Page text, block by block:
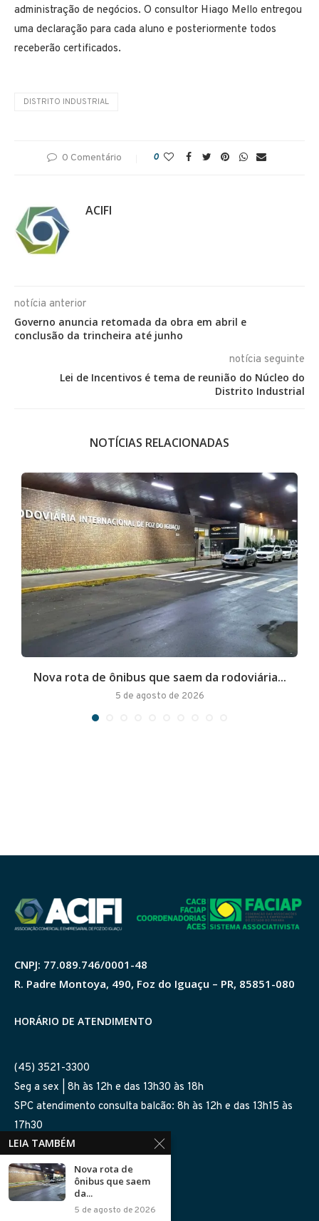
administração de negócios. O consultor Hiago Mello entregou
uma declaração para cada aluno e posteriormente todos
receberão certificados.
DISTRITO INDUSTRIAL
0 Comentário 0
ACIFI
notícia anterior
Governo anuncia retomada da obra em abril e
conclusão da trincheira até junho
notícia seguinte
Lei de Incentivos é tema de reunião do Núcleo do
Distrito Industrial
NOTÍCIAS RELACIONADAS
Nova rota de ônibus que saem da rodoviária...
5 de agosto de 2026
CNPJ: 77.089.746/0001-48
R. Padre Montoya, 490, Foz do Iguaçu – PR, 85851-080
HORÁRIO DE ATENDIMENTO
(45) 3521-3300
Seg a sex | 8h às 12h e das 13h30 às 18h
SPC atendimento consulta balcão: 8h às 12h e das 13h15 às
17h30
SIGA-NOS NAS REDES
LEIA TAMBÉM
Nova rota de
ônibus que saem
da...
5 de agosto de 2026